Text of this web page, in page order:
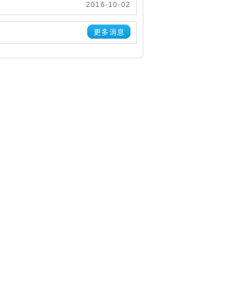
2016-10-02
更多消息